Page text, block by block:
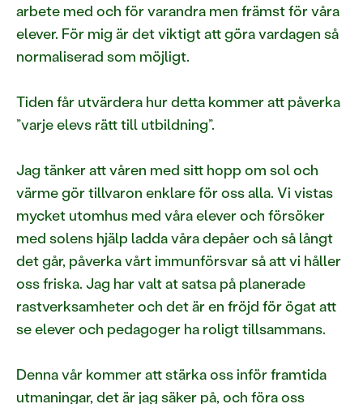
arbete med och för varandra men främst för våra
elever. För mig är det viktigt att göra vardagen så
normaliserad som möjligt.
Tiden får utvärdera hur detta kommer att påverka
”varje elevs rätt till utbildning”.
Jag tänker att våren med sitt hopp om sol och
värme gör tillvaron enklare för oss alla. Vi vistas
mycket utomhus med våra elever och försöker
med solens hjälp ladda våra depåer och så långt
det går, påverka vårt immunförsvar så att vi håller
oss friska. Jag har valt at satsa på planerade
rastverksamheter och det är en fröjd för ögat att
se elever och pedagoger ha roligt tillsammans.
Denna vår kommer att stärka oss inför framtida
utmaningar, det är jag säker på, och föra oss